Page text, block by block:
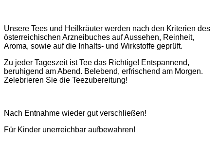
Unsere Tees und Heilkräuter werden nach den Kriterien des
österreichischen Arzneibuches auf Aussehen, Reinheit,
Aroma, sowie auf die Inhalts- und Wirkstoffe geprüft.
Zu jeder Tageszeit ist Tee das Richtige! Entspannend,
beruhigend am Abend. Belebend, erfrischend am Morgen.
Zelebrieren Sie die Teezubereitung!
Nach Entnahme wieder gut verschließen!
Für Kinder unerreichbar aufbewahren!